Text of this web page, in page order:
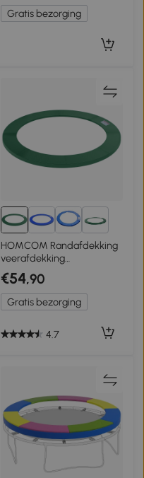
Gratis bezorging
2+
HOMCOM Randafdekking
veerafdekking
randbescherming voor
trampoline 305 cm
€54,90
Gratis bezorging
4.7